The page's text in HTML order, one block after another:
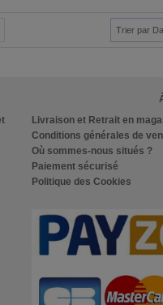
Trier par
Livraison et Retrait en
Conditions générales de
Où sommes-nous situés ?
Paiement sécurisé
Politique des Cookies